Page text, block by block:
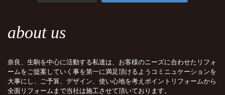
about us
奈良、生駒を中心に活動する私達は、お客様のニーズに合わせたリフォ
ームをご提案していく事を第一に満足頂けるようコミニュケーションを
大事にし、ご予算、デザイン、使い心地を考えポイントリフォームから
全面リフォームまで当社は施工させて頂いております。